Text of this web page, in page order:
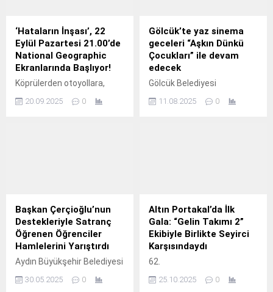
‘Hataların İnşası’, 22
Eylül Pazartesi 21.00’de
National Geographic
Ekranlarında Başlıyor!
Köprülerden otoyollara,
süpermarketlere kadar
20.09.2025 0
Gölcük’te yaz sinema
geceleri “Aşkın Dünkü
Çocukları” ile devam
edecek
Gölcük Belediyesi
Geceleri etkinlikleri, 13
11.08.2025 0
Başkan Çerçioğlu’nun
Destekleriyle Satranç
Öğrenen Öğrenciler
Hamlelerini Yarıştırdı
Aydın Büyükşehir Belediyesi
düzenlenen Geleneksel
30.05.2025 0
Altın Portakal’da İlk
Gala: “Gelin Takımı 2”
Ekibiyle Birlikte Seyirci
Karşısındaydı
62.
25.10.2025 0